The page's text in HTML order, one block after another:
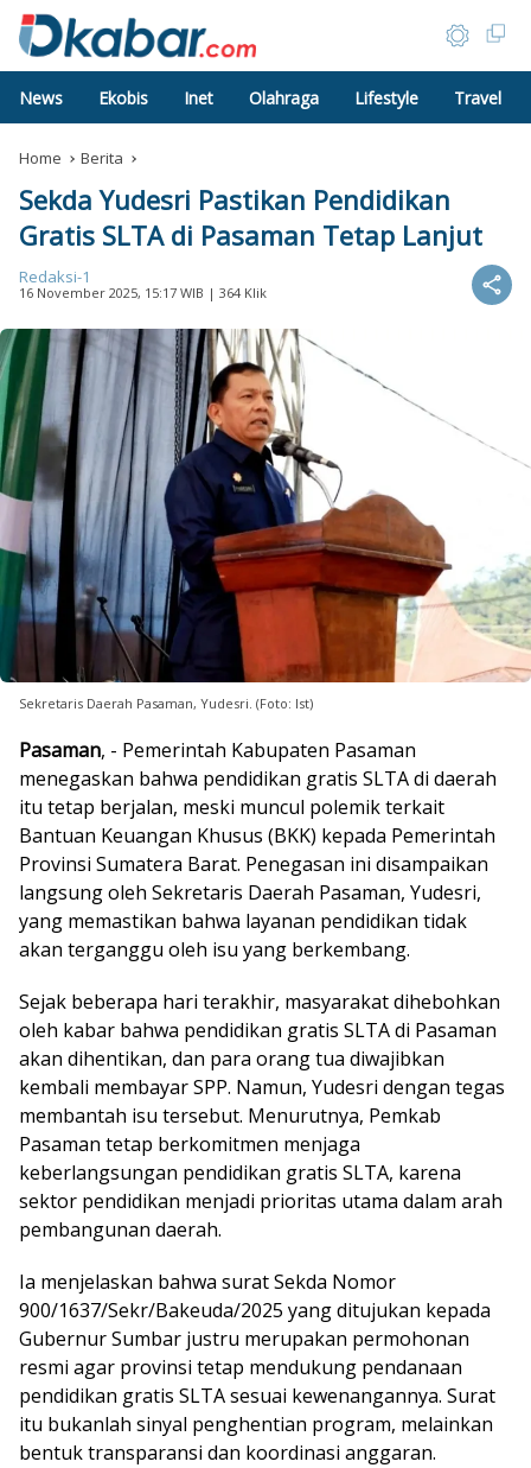
News Ekobis Inet Olahraga Lifestyle Travel
Home Berita
Sekda Yudesri Pastikan Pendidikan
Gratis SLTA di Pasaman Tetap Lanjut
Redaksi-1
16 November 2025, 15:17 WIB | 364 Klik
Sekretaris Daerah Pasaman, Yudesri. (Foto: Ist)
Pasaman, - Pemerintah Kabupaten Pasaman
menegaskan bahwa pendidikan gratis SLTA di daerah
itu tetap berjalan, meski muncul polemik terkait
Bantuan Keuangan Khusus (BKK) kepada Pemerintah
Provinsi Sumatera Barat. Penegasan ini disampaikan
langsung oleh Sekretaris Daerah Pasaman, Yudesri,
yang memastikan bahwa layanan pendidikan tidak
akan terganggu oleh isu yang berkembang.
Sejak beberapa hari terakhir, masyarakat dihebohkan
oleh kabar bahwa pendidikan gratis SLTA di Pasaman
akan dihentikan, dan para orang tua diwajibkan
kembali membayar SPP. Namun, Yudesri dengan tegas
membantah isu tersebut. Menurutnya, Pemkab
Pasaman tetap berkomitmen menjaga
keberlangsungan pendidikan gratis SLTA, karena
sektor pendidikan menjadi prioritas utama dalam arah
pembangunan daerah.
Ia menjelaskan bahwa surat Sekda Nomor
900/1637/Sekr/Bakeuda/2025 yang ditujukan kepada
Gubernur Sumbar justru merupakan permohonan
resmi agar provinsi tetap mendukung pendanaan
pendidikan gratis SLTA sesuai kewenangannya. Surat
itu bukanlah sinyal penghentian program, melainkan
bentuk transparansi dan koordinasi anggaran.